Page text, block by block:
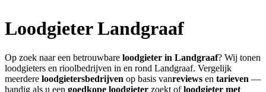
LoodgieterLandgraaf
Op zoek naar een betrouwbare loodgieter in Landgraaf? Wij tonen
loodgieters en rioolbedrijven in en rond Landgraaf. Vergelijk
meerdere loodgietersbedrijven op basis vanreviews en tarieven —
handig als u een goedkope loodgieter zoekt ofloodgieter met